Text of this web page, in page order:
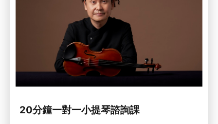
20分鐘一對一小提琴諮詢課